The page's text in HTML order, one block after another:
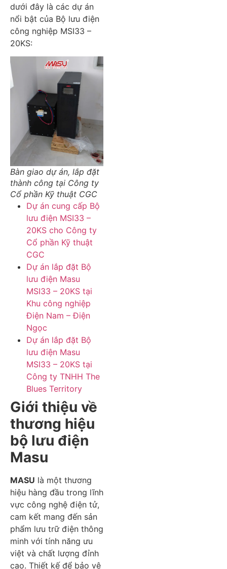
dưới đây là các dự án
nổi bật của Bộ lưu điện
công nghiệp MSI33 –
20KS:
Bàn giao dự án, lắp đặt
thành công tại Công ty
Cổ phần Kỹ thuật CGC
Dự án cung cấp Bộ
lưu điện MSI33 –
20KS cho Công ty
Cổ phần Kỹ thuật
CGC
Dự án lắp đặt Bộ
lưu điện Masu
MSI33 – 20KS tại
Khu công nghiệp
Điện Nam – Điện
Ngọc
Dự án lắp đặt Bộ
lưu điện Masu
MSI33 – 20KS tại
Công ty TNHH The
Blues Territory
Giới thiệu về
thương hiệu
bộ lưu điện
Masu
MASU là một thương
hiệu hàng đầu trong lĩnh
vực công nghệ điện tử,
cam kết mang đến sản
phẩm lưu trữ điện thông
minh với tính năng ưu
việt và chất lượng đỉnh
cao. Thiết kế để bảo vệ